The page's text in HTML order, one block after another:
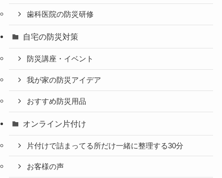
歯科医院の防災研修
自宅の防災対策
防災講座・イベント
我が家の防災アイデア
おすすめ防災用品
オンライン片付け
片付けで詰まってる所だけ一緒に整理する30分
お客様の声